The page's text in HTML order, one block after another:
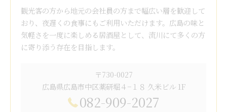
観光客の方から地元の会社員の方まで幅広い層を歓迎して
おり、夜遅くの食事にもご利用いただけます。広島の味と
気軽さを一度に楽しめる居酒屋として、流川にて多くの方
に寄り添う存在を目指します。
〒730-0027
広島県広島市中区薬研堀４−１８ 久米ビル 1F
082-909-2027